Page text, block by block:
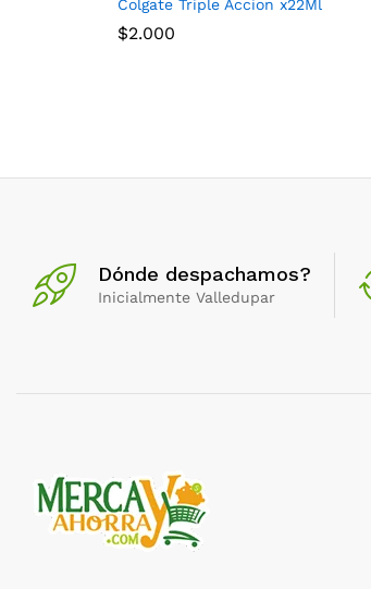
Colgate Triple Accion x22Ml
$2.000
Dónde despachamos?
Inicialmente Valledupar